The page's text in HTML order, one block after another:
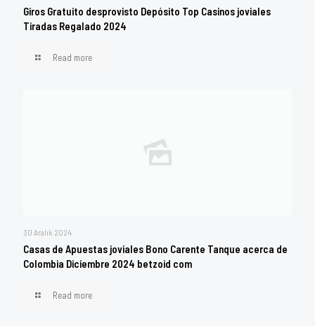
Giros Gratuito desprovisto Depósito Top Casinos joviales
Tiradas Regalado 2024
Read more
30 Aralık 2024
Casas de Apuestas joviales Bono Carente Tanque acerca de
Colombia Diciembre 2024 betzoid com
Read more